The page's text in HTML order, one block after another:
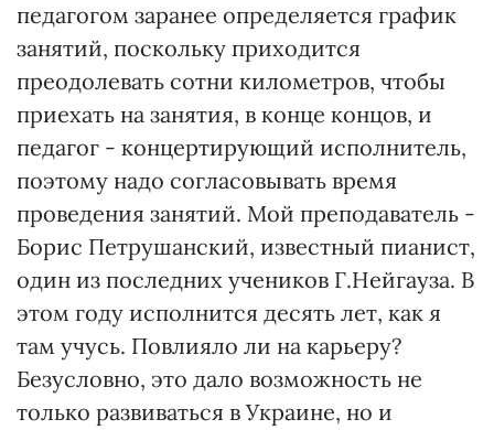
педагогом заранее определяется график
занятий, поскольку приходится
преодолевать сотни километров, чтобы
приехать на занятия, в конце концов, и
педагог - концертирующий исполнитель,
поэтому надо согласовывать время
проведения занятий. Мой преподаватель -
Борис Петрушанский, известный пианист,
один из последних учеников Г.Нейгауза. В
этом году исполнится десять лет, как я
там учусь. Повлияло ли на карьеру?
Безусловно, это дало возможность не
только развиваться в Украине, но и